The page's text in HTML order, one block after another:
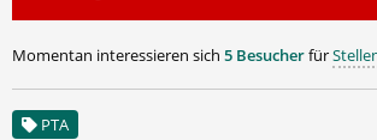
Momentan interessieren sich 5 Besucherfür
PTA